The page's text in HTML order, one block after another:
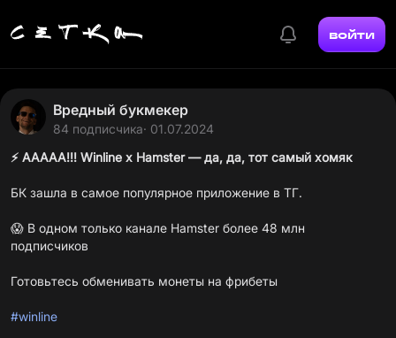
войти
Вредный букмекер
84 подписчика· 01.07.2024
⚡️ ААААА!!! Winline x Hamster — да, да, тот самый хомяк
БК зашла в самое популярное приложение в ТГ.
😱 В одном только канале Hamster более 48 млн
подписчиков
Готовьтесь обменивать монеты на фрибеты
#winline